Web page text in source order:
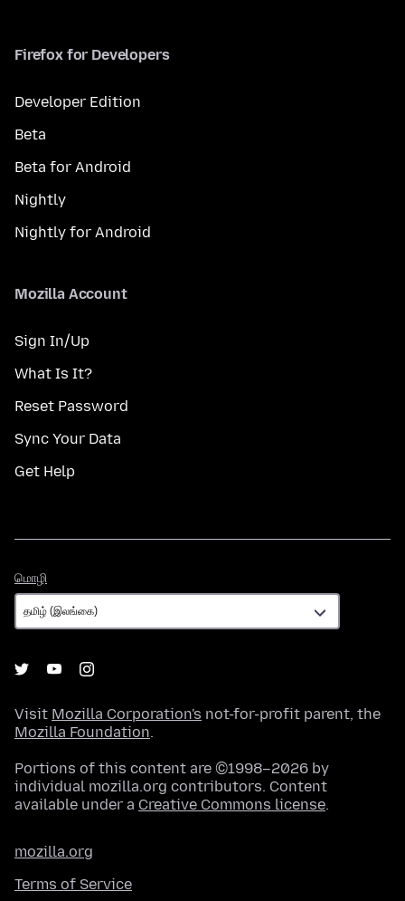
Firefox for Developers
Developer Edition
Beta
Beta for Android
Nightly
Nightly for Android
Mozilla Account
Sign In/Up
What Is It?
Reset Password
Sync Your Data
Get Help
மொழி
Visit Mozilla Corporation's not-for-profit parent, the
Mozilla Foundation.
Portions of this content are ©1998–2026 by
individual mozilla.org contributors. Content
available under a Creative Commons license.
mozilla.org
Terms of Service